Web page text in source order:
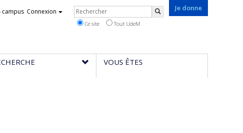
Je donne
campus Connexion Rechercher
Ce site Tout UdeM
VOUS ÊTES